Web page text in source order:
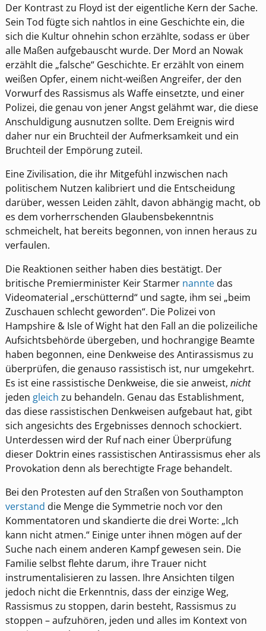
Der Kontrast zu Floyd ist der eigentliche Kern der Sache.
Sein Tod fügte sich nahtlos in eine Geschichte ein, die
sich die Kultur ohnehin schon erzählte, sodass er über
alle Maßen aufgebauscht wurde. Der Mord an Nowak
erzählt die „falsche“ Geschichte. Er erzählt von einem
weißen Opfer, einem nicht-weißen Angreifer, der den
Vorwurf des Rassismus als Waffe einsetzte, und einer
Polizei, die genau von jener Angst gelähmt war, die diese
Anschuldigung ausnutzen sollte. Dem Ereignis wird
daher nur ein Bruchteil der Aufmerksamkeit und ein
Bruchteil der Empörung zuteil.
Eine Zivilisation, die ihr Mitgefühl inzwischen nach
politischem Nutzen kalibriert und die Entscheidung
darüber, wessen Leiden zählt, davon abhängig macht, ob
es dem vorherrschenden Glaubensbekenntnis
schmeichelt, hat bereits begonnen, von innen heraus zu
verfaulen.
Die Reaktionen seither haben dies bestätigt. Der
britische Premierminister Keir Starmer nanntedas
Videomaterial „erschütternd“ und sagte, ihm sei „beim
Zuschauen schlecht geworden“. Die Polizei von
Hampshire & Isle of Wight hat den Fall an die polizeiliche
Aufsichtsbehörde übergeben, und hochrangige Beamte
haben begonnen, eine Denkweise des Antirassismus zu
überprüfen, die genauso rassistisch ist, nur umgekehrt.
Es ist eine rassistische Denkweise, die sie anweist, nicht
jeden gleich zu behandeln. Genau das Establishment,
das diese rassistischen Denkweisen aufgebaut hat, gibt
sich angesichts des Ergebnisses dennoch schockiert.
Unterdessen wird der Ruf nach einer Überprüfung
dieser Doktrin eines rassistischen Antirassismus eher als
Provokation denn als berechtigte Frage behandelt.
Bei den Protesten auf den Straßen von Southampton
verstand die Menge die Symmetrie noch vor den
Kommentatoren und skandierte die drei Worte: „Ich
kann nicht atmen.“ Einige unter ihnen mögen auf der
Suche nach einem anderen Kampf gewesen sein. Die
Familie selbst flehte darum, ihre Trauer nicht
instrumentalisieren zu lassen. Ihre Ansichten tilgen
jedoch nicht die Erkenntnis, dass der einzige Weg,
Rassismus zu stoppen, darin besteht, Rassismus zu
stoppen – aufzuhören, jeden und alles im Kontext von